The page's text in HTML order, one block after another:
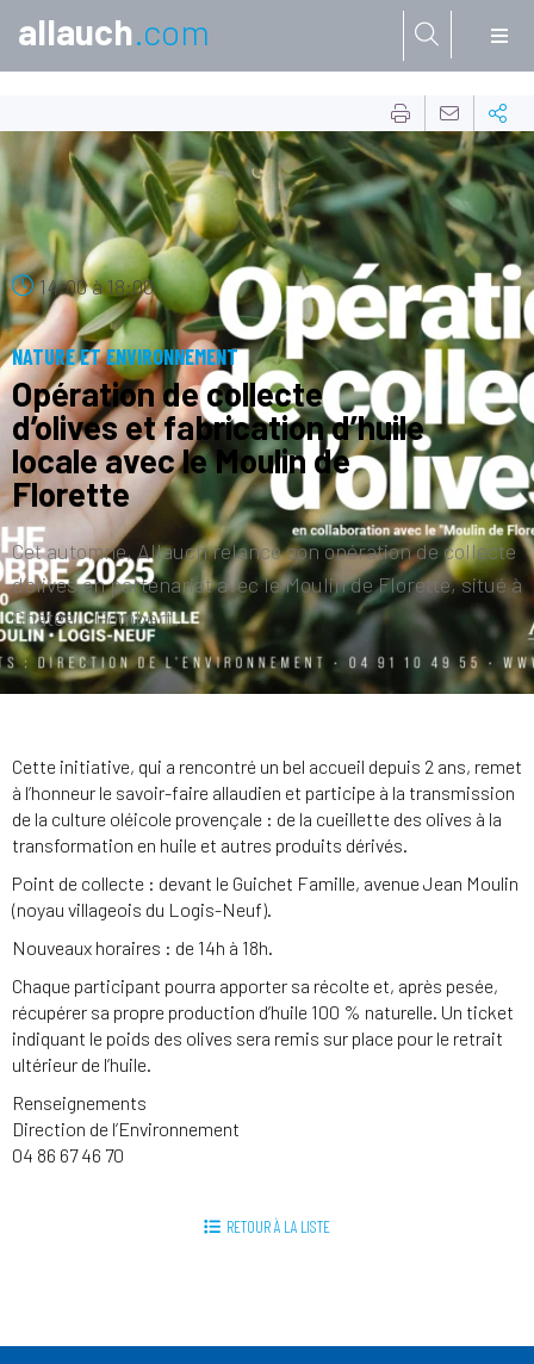
allauch.com
26
OCT.
14:00à18:00
NATURE ET ENVIRONNEMENT
Opération de collecte
d’olives et fabrication d’huile
locale avec le Moulin de
Florette
Cet automne, Allauch relance son opération de collecte
d’olives en partenariat avec le Moulin de Florette, situé à
Château-Gombert.
Cette initiative, qui a rencontré un bel accueil depuis 2 ans, remet
à l’honneur le savoir-faire allaudien et participe à la transmission
de la culture oléicole provençale : de la cueillette des olives à la
transformation en huile et autres produits dérivés.
Point de collecte : devant le Guichet Famille, avenue Jean Moulin
(noyau villageois du Logis-Neuf).
Nouveaux horaires : de 14h à 18h.
Chaque participant pourra apporter sa récolte et, après pesée,
récupérer sa propre production d’huile 100 % naturelle. Un ticket
indiquant le poids des olives sera remis sur place pour le retrait
ultérieur de l’huile.
Renseignements
Direction de l’Environnement
04 86 67 46 70
RETOUR À LA LISTE